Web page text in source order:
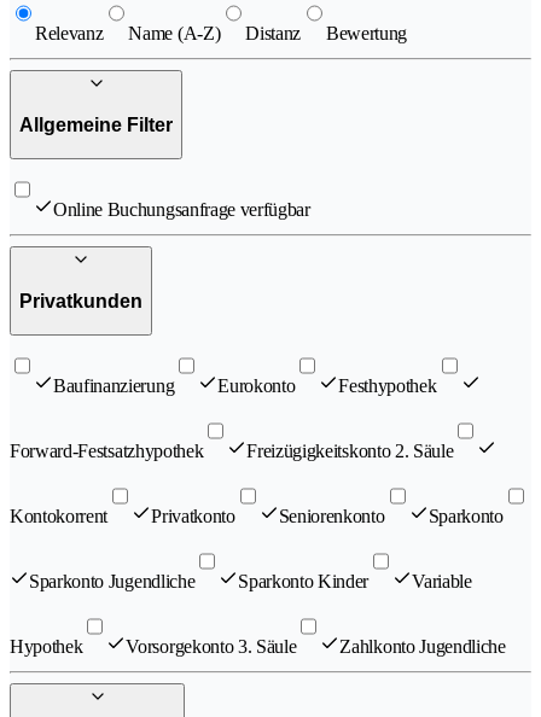
Relevanz Name (A-Z) Distanz Bewertung
Allgemeine Filter
Online Buchungsanfrage verfügbar
Privatkunden
Baufinanzierung Eurokonto Festhypothek
Forward-Festsatzhypothek Freizügigkeitskonto 2. Säule
Kontokorrent Privatkonto Seniorenkonto Sparkonto
Sparkonto Jugendliche Sparkonto Kinder Variable
Hypothek Vorsorgekonto 3. Säule Zahlkonto Jugendliche